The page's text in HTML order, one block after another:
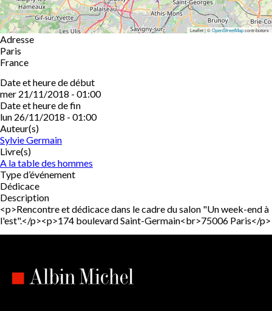
Leaflet | ©OpenStreetMapcontributors
Adresse
Paris
France
Date et heure de début
mer 21/11/2018 - 01:00
Date et heure de fin
lun 26/11/2018 - 01:00
Auteur(s)
Sylvie Germain
Livre(s)
A la table des hommes
Type d’événement
Dédicace
Description
<p>Rencontre et dédicace dans le cadre du salon "Un week-end à
l'est".</p><p>174 boulevard Saint-Germain<br>75006 Paris</p>